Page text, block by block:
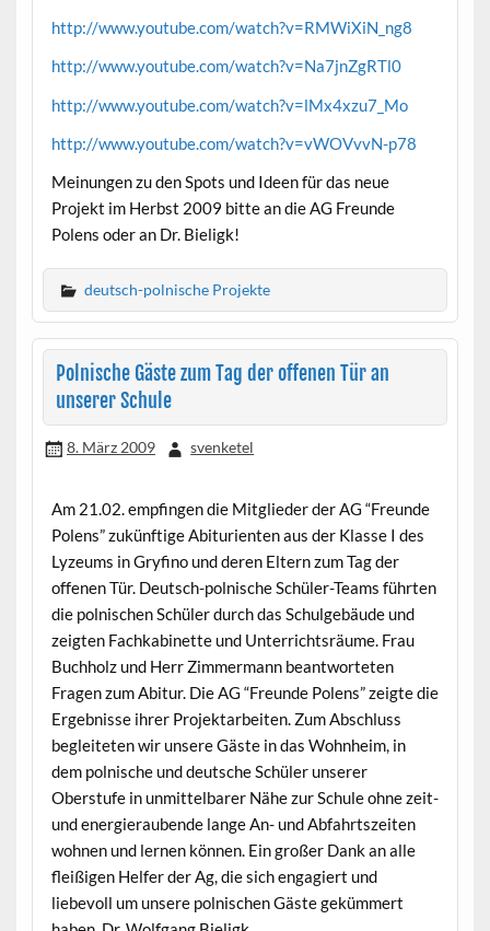
http://www.youtube.com/watch?v=RMWiXiN_ng8
http://www.youtube.com/watch?v=Na7jnZgRTl0
http://www.youtube.com/watch?v=lMx4xzu7_Mo
http://www.youtube.com/watch?v=vWOVvvN-p78
Meinungen zu den Spots und Ideen für das neue
Projekt im Herbst 2009 bitte an die AG Freunde
Polens oder an Dr. Bieligk!
deutsch-polnische Projekte
Polnische Gäste zum Tag der offenen Tür an
unserer Schule
8. März 2009 svenketel
Am 21.02. empfingen die Mitglieder der AG “Freunde
Polens” zukünftige Abiturienten aus der Klasse I des
Lyzeums in Gryfino und deren Eltern zum Tag der
offenen Tür. Deutsch-polnische Schüler-Teams führten
die polnischen Schüler durch das Schulgebäude und
zeigten Fachkabinette und Unterrichtsräume. Frau
Buchholz und Herr Zimmermann beantworteten
Fragen zum Abitur. Die AG “Freunde Polens” zeigte die
Ergebnisse ihrer Projektarbeiten. Zum Abschluss
begleiteten wir unsere Gäste in das Wohnheim, in
dem polnische und deutsche Schüler unserer
Oberstufe in unmittelbarer Nähe zur Schule ohne zeit-
und energieraubende lange An- und Abfahrtszeiten
wohnen und lernen können. Ein großer Dank an alle
fleißigen Helfer der Ag, die sich engagiert und
liebevoll um unsere polnischen Gäste gekümmert